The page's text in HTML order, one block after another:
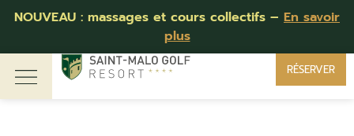
NOUVEAU : massages et cours collectifs – En savoir
plus
RÉSERVER